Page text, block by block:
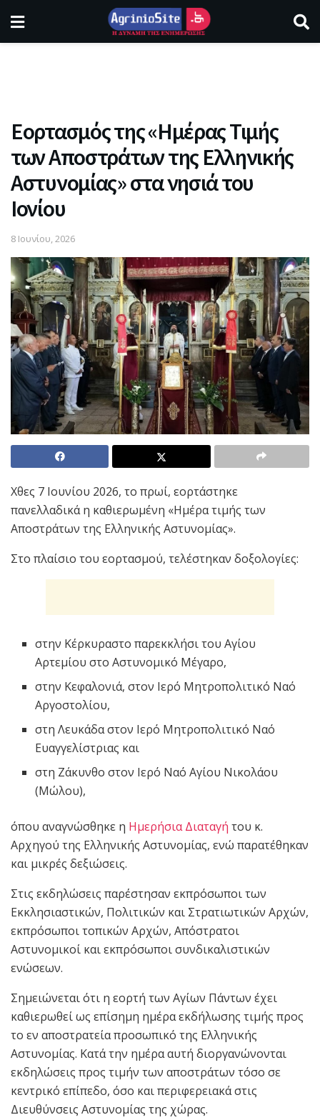
Εορτασμός της «Ημέρας Τιμής
των Αποστράτων της Ελληνικής
Αστυνομίας» στα νησιά του
Ιονίου
8 Ιουνίου, 2026
Χθες 7 Ιουνίου 2026, το πρωί, εορτάστηκε
πανελλαδικά η καθιερωμένη «Ημέρα τιμής των
Αποστράτων της Ελληνικής Αστυνομίας».
Στο πλαίσιο του εορτασμού, τελέστηκαν δοξολογίες:
στην Κέρκυραστο παρεκκλήσι του Αγίου
Αρτεμίου στο Αστυνομικό Μέγαρο,
στην Κεφαλονιά, στον Ιερό Μητροπολιτικό Ναό
Αργοστολίου,
στη Λευκάδα στον Ιερό Μητροπολιτικό Ναό
Ευαγγελίστριας και
στη Ζάκυνθο στον Ιερό Ναό Αγίου Νικολάου
(Μώλου),
όπου αναγνώσθηκε η Ημερήσια Διαταγή του κ.
Αρχηγού της Ελληνικής Αστυνομίας, ενώ παρατέθηκαν
και μικρές δεξιώσεις.
Στις εκδηλώσεις παρέστησαν εκπρόσωποι των
Εκκλησιαστικών, Πολιτικών και Στρατιωτικών Αρχών,
εκπρόσωποι τοπικών Αρχών, Απόστρατοι
Αστυνομικοί και εκπρόσωποι συνδικαλιστικών
ενώσεων.
Σημειώνεται ότι η εορτή των Αγίων Πάντων έχει
καθιερωθεί ως επίσημη ημέρα εκδήλωσης τιμής προς
το εν αποστρατεία προσωπικό της Ελληνικής
Αστυνομίας. Κατά την ημέρα αυτή διοργανώνονται
εκδηλώσεις προς τιμήν των αποστράτων τόσο σε
κεντρικό επίπεδο, όσο και περιφερειακά στις
Διευθύνσεις Αστυνομίας της χώρας.